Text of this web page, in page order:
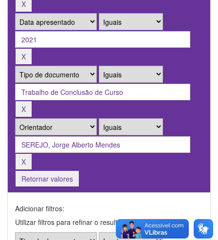
Retornar valores
Adicionar filtros:
Utilizar filtros para refinar o resultado de busca.